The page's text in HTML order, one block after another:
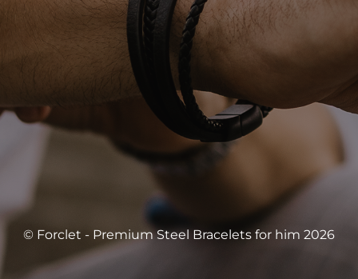
© Forclet - Premium Steel Bracelets for him 2026